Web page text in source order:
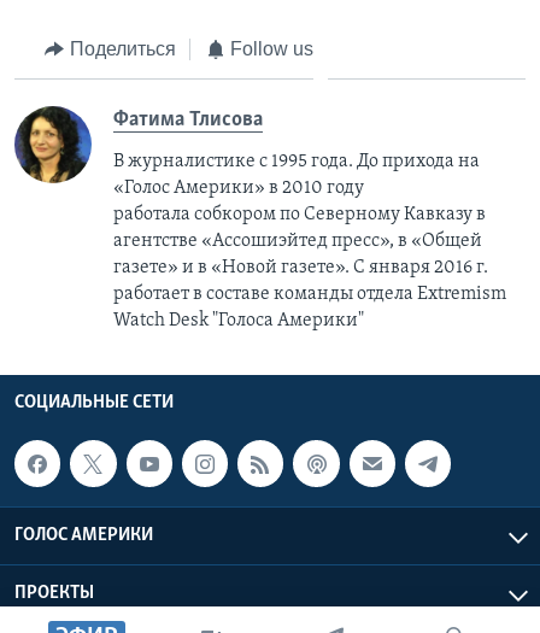
Поделиться Follow us
Фатима Тлисовa
В журналистике с 1995 года. До прихода на
«Голос Америки» в 2010 году
работала собкором по Северному Кавказу в
агентстве «Ассошиэйтед пресс», в «Общей
газете» и в «Новой газете». С января 2016 г.
работает в составе команды отдела Extremism
Watch Desk "Голоса Америки"
СОЦИАЛЬНЫЕ СЕТИ
ГОЛОС АМЕРИКИ
ПРОЕКТЫ